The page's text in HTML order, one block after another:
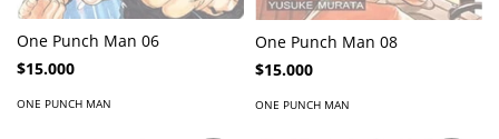
One Punch Man 06
$15.000
ONE PUNCH MAN
One Punch Man 08
$15.000
ONE PUNCH MAN